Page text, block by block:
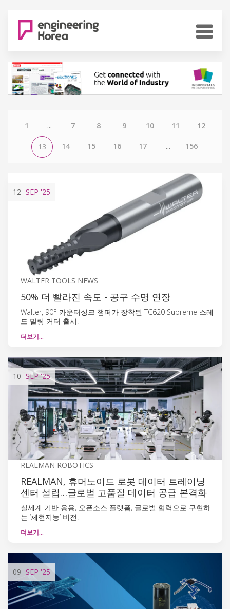
1 ... 7 8 9 10 11 12
13 14 15 16 17 ... 156
12 SEP '25
WALTER TOOLS NEWS
50% 더 빨라진 속도 - 공구 수명 연장
Walter, 90° 카운터싱크 챔퍼가 장착된 TC620 Supreme 스레
드 밀링 커터 출시.
더보기…
10 SEP'25
REALMAN ROBOTICS
REALMAN, 휴머노이드 로봇 데이터 트레이닝
센터 설립…글로벌 고품질 데이터 공급 본격화
실세계 기반 응용, 오픈소스 플랫폼, 글로벌 협력으로 구현하
는 ‘체현지능’ 비전.
더보기…
09 SEP '25